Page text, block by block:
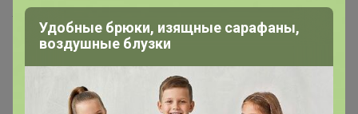
желтый бурбон Носса-Сеньора-де-Фатима
Вид кофе: смесь
Фотографии покупателей 1
Удобные брюки, изящные сарафаны,
воздушные блузки